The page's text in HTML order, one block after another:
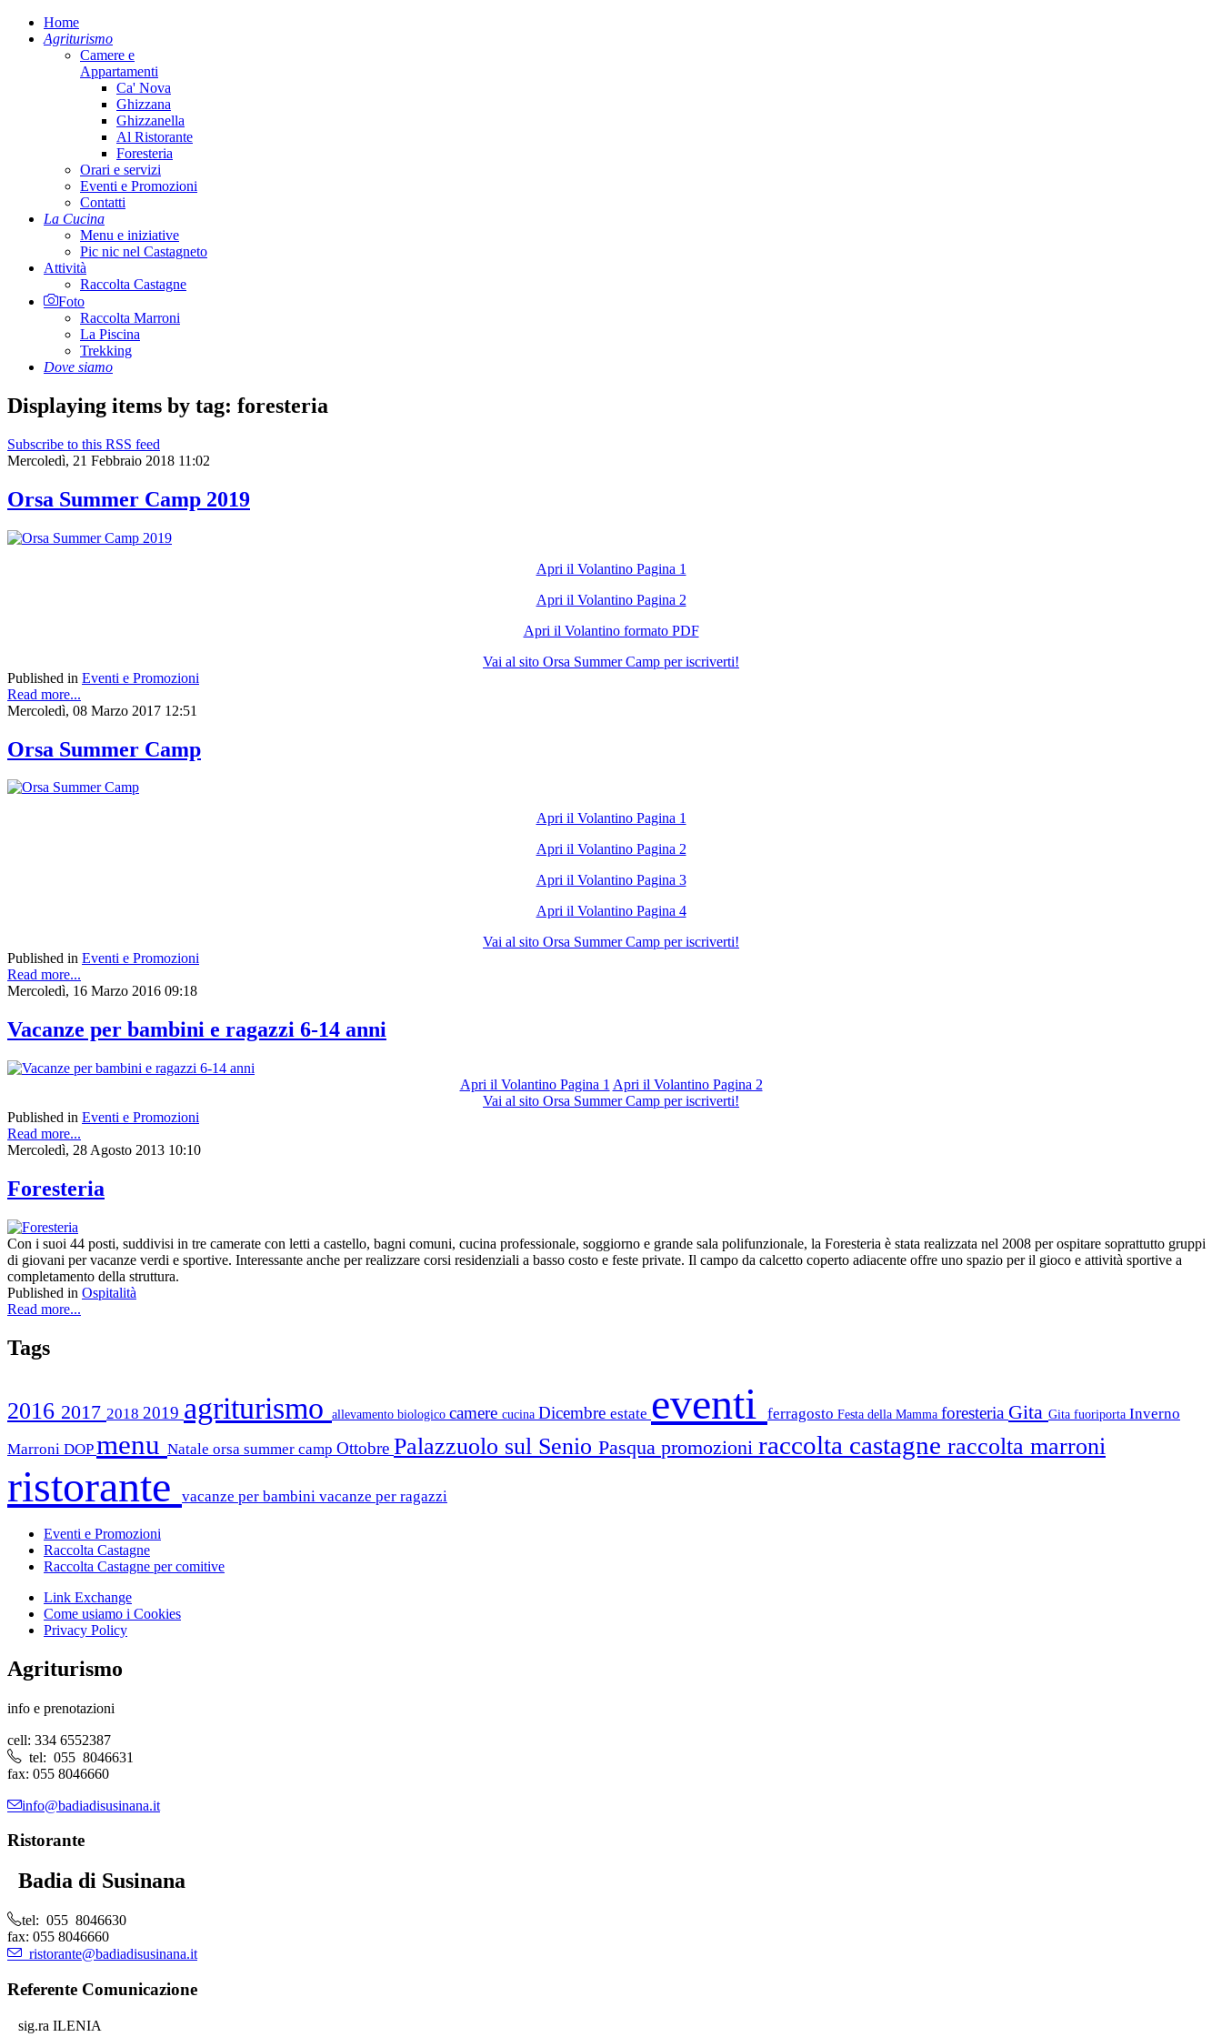
Home
Agriturismo
Camere e
Appartamenti
Ca' Nova
Ghizzana
Ghizzanella
Al Ristorante
Foresteria
Orari e servizi
Eventi e Promozioni
Contatti
La Cucina
Menu e iniziative
Pic nic nel Castagneto
Attività
Raccolta Castagne
Foto
Raccolta Marroni
La Piscina
Trekking
Dove siamo
Displaying items by tag: foresteria
Subscribe to this RSS feed
Mercoledì, 21 Febbraio 2018 11:02
Orsa Summer Camp 2019
Apri il Volantino Pagina 1
Apri il Volantino Pagina 2
Apri il Volantino formato PDF
Vai al sito Orsa Summer Camp per iscriverti!
Published in Eventi e Promozioni
Read more...
Mercoledì, 08 Marzo 2017 12:51
Orsa Summer Camp
Apri il Volantino Pagina 1
Apri il Volantino Pagina 2
Apri il Volantino Pagina 3
Apri il Volantino Pagina 4
Vai al sito Orsa Summer Camp per iscriverti!
Published in Eventi e Promozioni
Read more...
Mercoledì, 16 Marzo 2016 09:18
Vacanze per bambini e ragazzi 6-14 anni
Apri il Volantino Pagina 1 Apri il Volantino Pagina 2
Vai al sito Orsa Summer Camp per iscriverti!
Published in Eventi e Promozioni
Read more...
Mercoledì, 28 Agosto 2013 10:10
Foresteria
Con i suoi 44 posti, suddivisi in tre camerate con letti a castello, bagni comuni, cucina professionale, soggiorno e grande sala polifunzionale, la Foresteria è stata realizzata nel 2008 per ospitare soprattutto gruppi
di giovani per vacanze verdi e sportive. Interessante anche per realizzare corsi residenziali a basso costo e feste private. Il campo da calcetto coperto adiacente offre uno spazio per il gioco e attività sportive a
completamento della struttura.
Published in Ospitalità
Read more...
Tags
2016 2017 2018 2019 agriturismo allevamento biologico camere cucina Dicembre estate eventi ferragosto Festa della Mamma foresteria Gita Gita fuoriporta Inverno
Marroni DOPmenu Natale orsa summer camp Ottobre Palazzuolo sul Senio Pasqua promozioni raccolta castagne raccolta marroni
ristorante vacanze per bambini vacanze per ragazzi
Eventi e Promozioni
Raccolta Castagne
Raccolta Castagne per comitive
Link Exchange
Come usiamo i Cookies
Privacy Policy
Agriturismo
info e prenotazioni
cell: 334 6552387
tel: 055 8046631
fax: 055 8046660
info@badiadisusinana.it
Ristorante
Badia di Susinana
tel: 055 8046630
fax: 055 8046660
ristorante@badiadisusinana.it
Referente Comunicazione
sig.ra ILENIA